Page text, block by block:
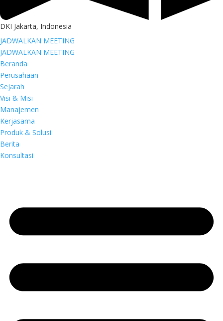
DKI Jakarta, Indonesia
JADWALKAN MEETING
JADWALKAN MEETING
Beranda
Perusahaan
Sejarah
Visi & Misi
Manajemen
Kerjasama
Produk & Solusi
Berita
Konsultasi